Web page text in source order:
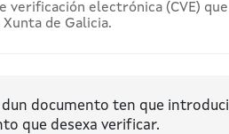
verificación electrónica (CVE)
de Galicia.
documento ten que
que desexa verificar.